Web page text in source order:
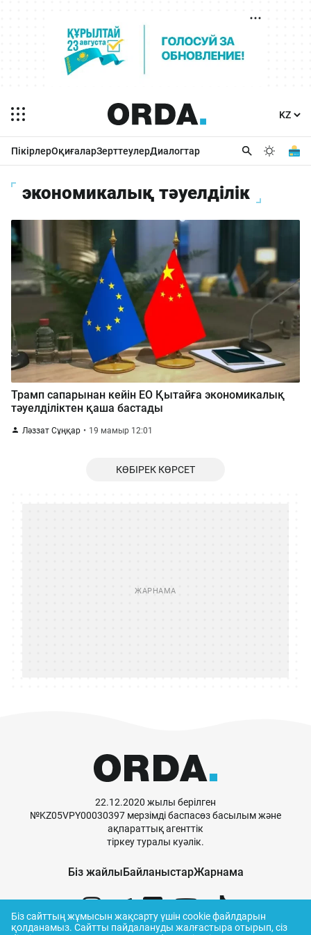
ПікірлерОқиғаларЗерттеулерДиалогтар
экономикалық тәуелділік
Трамп сапарынан кейін ЕО Қытайға экономикалық
тәуелділіктен қаша бастады
Ләззат Сұңқар 19 мамыр 12:01
КӨБІРЕК КӨРСЕТ
22.12.2020 жылы берілген
№KZ05VPY00030397 мерзімді баспасөз басылым және
ақпараттық агенттік
тіркеу туралы куәлік.
Біз жайлыБайланыстарЖарнама
Біз сайттың жұмысын жақсарту үшін cookie файлдарын
қолданамыз. Сайтты пайдалануды жалғастыра отырып, сіз